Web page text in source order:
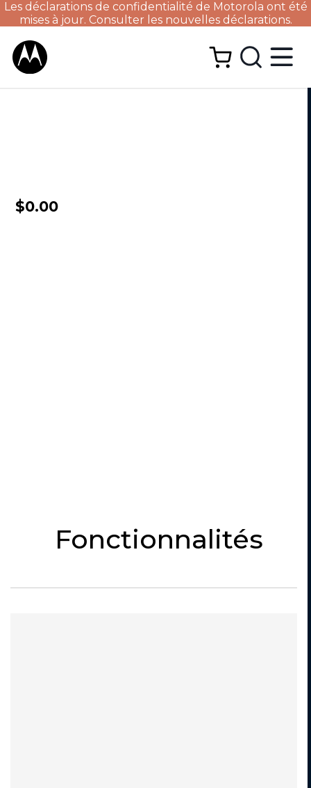
Les déclarations de confidentialité de Motorola ont été
mises à jour. Consulter les nouvelles déclarations.
$0.00
Fonctionnalités